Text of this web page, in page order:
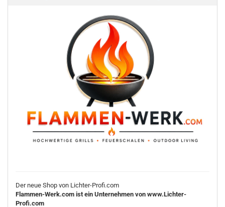
Der neue Shop von Lichter-Profi.com
Flammen-Werk.com ist ein Unternehmen von www.Lichter-
Profi.com